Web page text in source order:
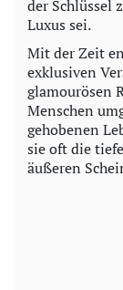
der Schlüssel
Luxus sei.
Mit der Zeit
exklusiven
glamourösen
Menschen
gehobenen
sie oft die
äußeren